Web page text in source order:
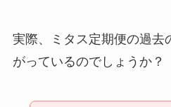
実際、ミタス定期便の過去
がっているのでしょうか？